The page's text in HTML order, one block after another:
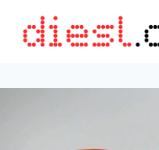
contenido